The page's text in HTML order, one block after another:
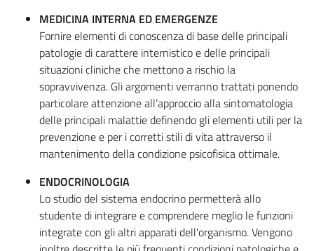
MEDICINA INTERNA ED EMERGENZE
Fornire elementi di conoscenza di base delle principali
patologie di carattere internistico e delle principali
situazioni cliniche che mettono a rischio la
sopravvivenza. Gli argomenti verranno trattati ponendo
particolare attenzione all’approccio alla sintomatologia
delle principali malattie definendo gli elementi utili per la
prevenzione e per i corretti stili di vita attraverso il
mantenimento della condizione psicofisica ottimale.
ENDOCRINOLOGIA
Lo studio del sistema endocrino permetterà allo
studente di integrare e comprendere meglio le funzioni
integrate con gli altri apparati dell'organismo. Vengono